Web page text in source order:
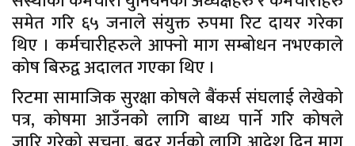
समेत गरि ६५ जनाले संयुक्त रुपमा रिट दायर गरेका
थिए । कर्मचारीहरुले आफ्नो माग सम्बोधन नभएकाले
कोष बिरुद्व अदालत गएका थिए ।
रिटमा सामाजिक सुरक्षा कोषले बैंकर्स संघलाई लेखेको
पत्र, कोषमा आउँनको लागि बाध्य पार्ने गरि कोषले